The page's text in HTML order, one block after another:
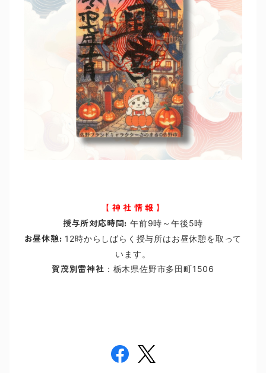
【 神 社 情 報 】
授与所対応時間: 午前9時～午後5時
お昼休憩: 12時からしばらく授与所はお昼休憩を取って
います。
賀茂別雷神社 ：栃木県佐野市多田町1506